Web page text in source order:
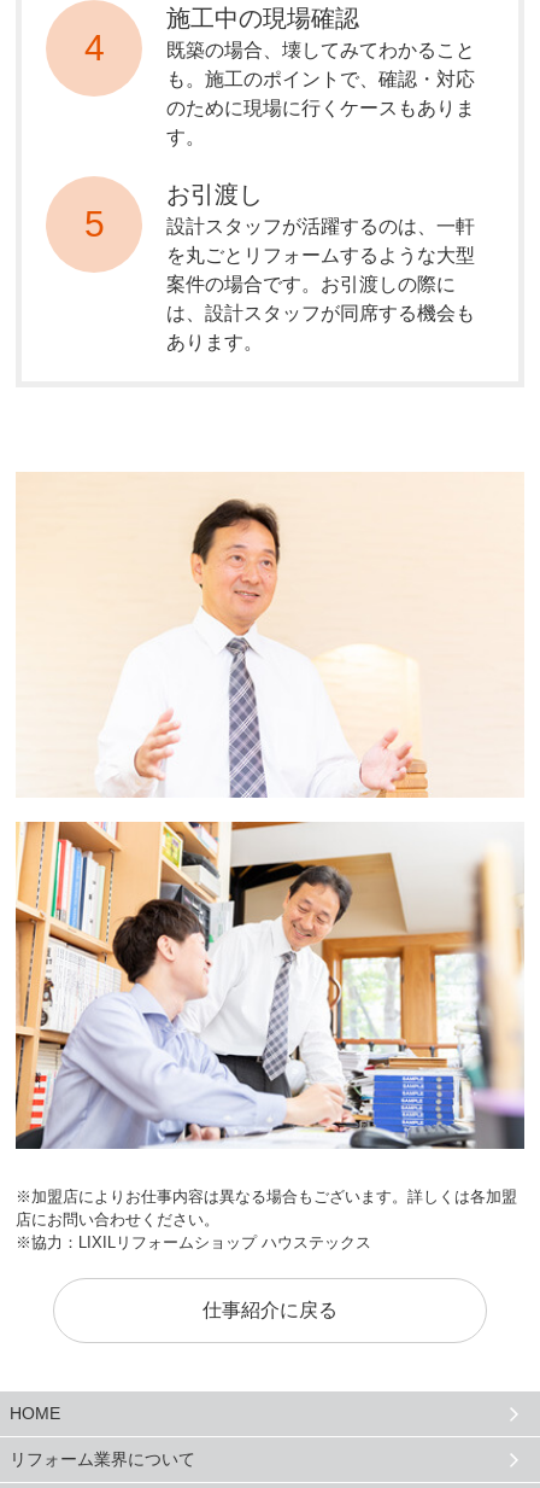
4
施工中の現場確認
既築の場合、壊してみてわかること
も。施工のポイントで、確認・対応
のために現場に行くケースもありま
す。
5
お引渡し
設計スタッフが活躍するのは、一軒
を丸ごとリフォームするような大型
案件の場合です。お引渡しの際に
は、設計スタッフが同席する機会も
あります。
※加盟店によりお仕事内容は異なる場合もございます。詳しくは各加盟
店にお問い合わせください。
※協力：LIXILリフォームショップ ハウステックス
仕事紹介に戻る
HOME
リフォーム業界について